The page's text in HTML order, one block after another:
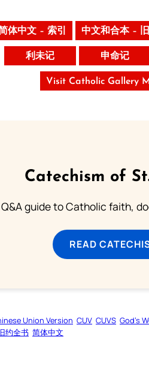
体中文 – 索引 中文和合本 –
利未记 申命记
Visit Catholic Gallery
Catechism of
guide to Catholic faith,
READ
Union Version CUV CUVS God’s
约全书 简体中文